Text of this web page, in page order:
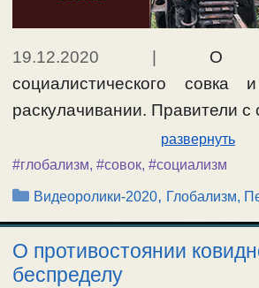
19.12.2020
О
социалистического совка
раскулачивании. Правители
развернуть
#глобализм, #совок, #социализм
Рубрики
Видеоролики-2020, Глобализм,
О противостоянии
беспределу